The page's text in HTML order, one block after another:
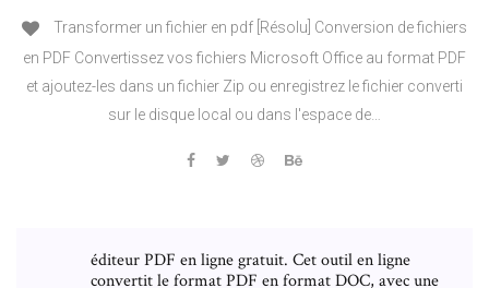
Transformer un fichier en pdf [Résolu] Conversion de fichiers
en PDF Convertissez vos fichiers Microsoft Office au format PDF
et ajoutez-les dans un fichier Zip ou enregistrez le fichier converti
sur le disque local ou dans l'espace de…
éditeur PDF en ligne gratuit. Cet outil en ligne
convertit le format PDF en format DOC, avec une